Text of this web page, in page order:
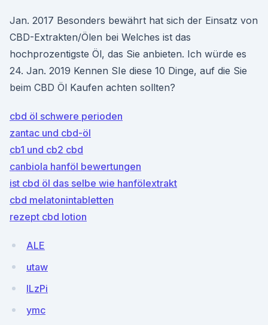
Jan. 2017 Besonders bewährt hat sich der Einsatz von
CBD-Extrakten/Ölen bei Welches ist das
hochprozentigste Öl, das Sie anbieten. Ich würde es
24. Jan. 2019 Kennen SIe diese 10 Dinge, auf die Sie
beim CBD Öl Kaufen achten sollten?
cbd öl schwere perioden
zantac und cbd-öl
cb1 und cb2 cbd
canbiola hanföl bewertungen
ist cbd öl das selbe wie hanfölextrakt
cbd melatonintabletten
rezept cbd lotion
ALE
utaw
lLzPi
ymc